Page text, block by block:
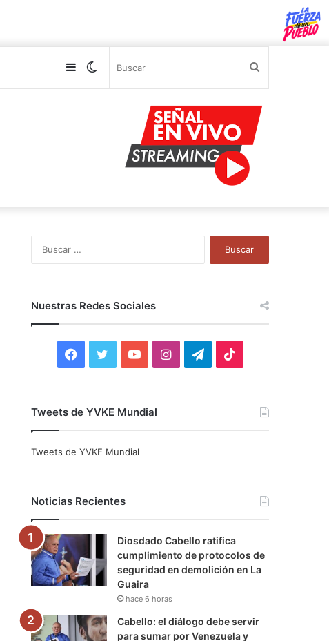
Switch
Sidebar
Nuestras Redes Sociales
F
c
o
k
i
r
Y
u
e
I
r
a
m
T
a
m
Tweets de YVKE Mundial
Tweets de YVKE Mundial
Noticias Recientes
Diosdado Cabello ratifica
cumplimiento de protocolos de
seguridad en demolición en La
Guaira
hace 6 horas
Cabello: el diálogo debe servir
para sumar por Venezuela y